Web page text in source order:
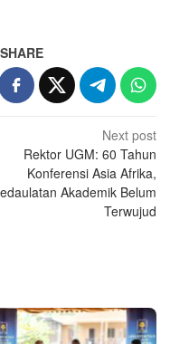
SHARE
Next post
Rektor UGM: 60 Tahun
Konferensi Asia Afrika,
Akademik Belum
Terwujud